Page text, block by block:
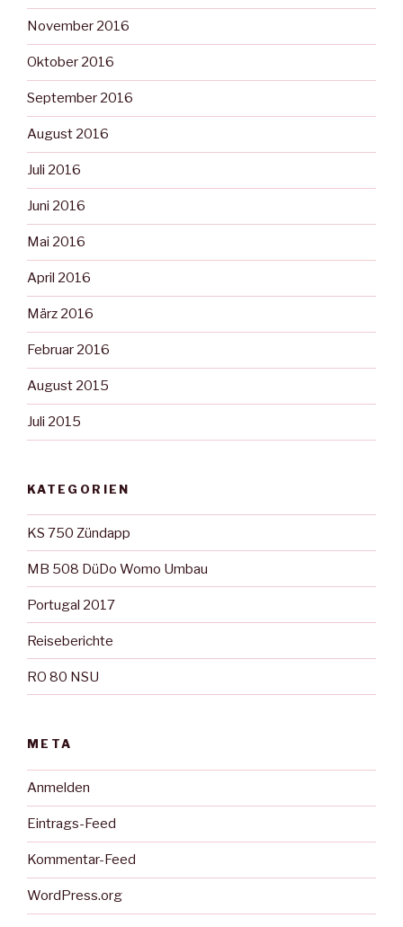
November 2016
Oktober 2016
September 2016
August 2016
Juli 2016
Juni 2016
Mai 2016
April 2016
März 2016
Februar 2016
August 2015
Juli 2015
KATEGORIEN
KS 750 Zündapp
MB 508 DüDo Womo Umbau
Portugal 2017
Reiseberichte
RO 80 NSU
META
Anmelden
Eintrags-Feed
Kommentar-Feed
WordPress.org